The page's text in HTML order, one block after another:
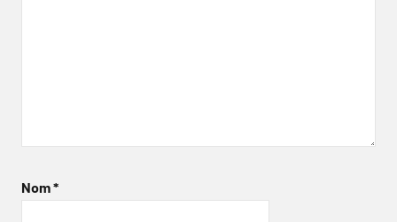
Nom*